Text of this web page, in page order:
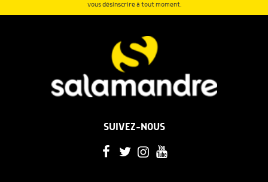
vous désinscrire à tout moment.
SUIVEZ-NOUS